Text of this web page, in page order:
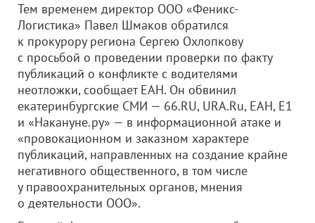
Тем временем директор ООО «Феникс-
Логистика» Павел Шмаков обратился
к прокурору региона Сергею Охлопкову
с просьбой о проведении проверки по факту
публикаций о конфликте с водителями
неотложки, сообщает ЕАН. Он обвинил
екатеринбургские СМИ — 66.RU, URA.Ru, ЕАН, E1
и «Накануне.ру» — в информационной атаке и
«провокационном и заказном характере
публикаций, направленных на создание крайне
негативного общественного, в том числе
у правоохранительных органов, мнения
о деятельности ООО».